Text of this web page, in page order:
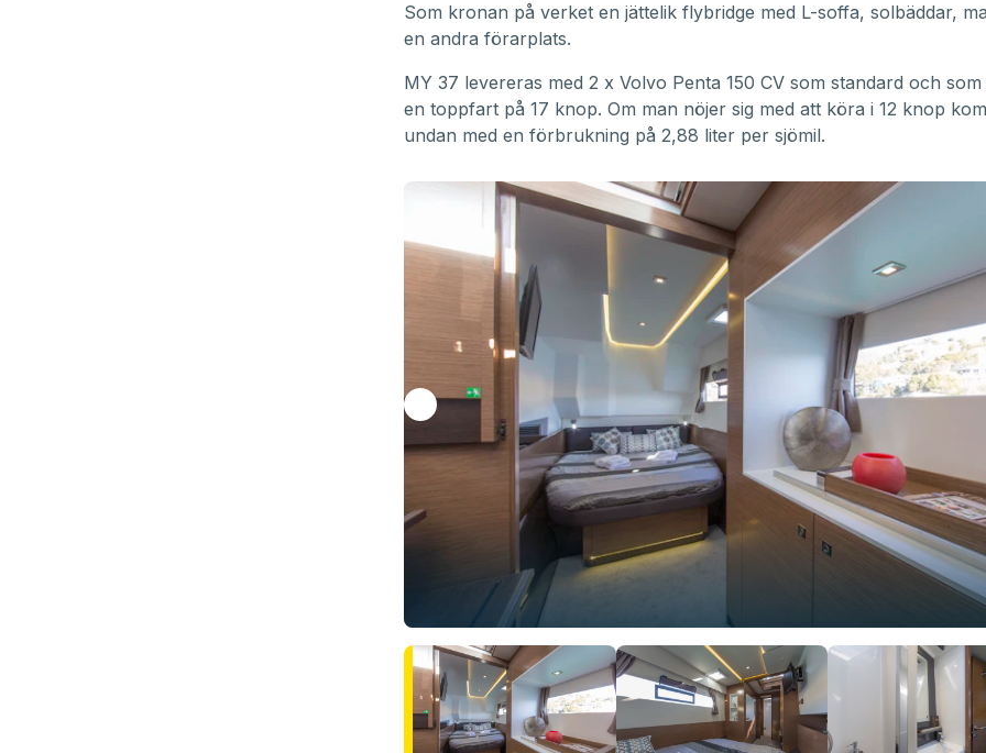
Som kronan på verket en jättelik flybridge med L-soffa, solbäddar,
en andra förarplats.
MY 37 levereras med 2 x Volvo Penta 150 CV som standard och
en toppfart på 17 knop. Om man nöjer sig med att köra i 12 knop
undan med en förbrukning på 2,88 liter per sjömil.